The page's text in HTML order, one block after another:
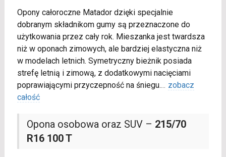
Opony całoroczne Matador dzięki specjalnie
dobranym składnikom gumy są przeznaczone do
użytkowania przez cały rok. Mieszanka jest twardsza
niż w oponach zimowych, ale bardziej elastyczna niż
w modelach letnich. Symetryczny bieżnik posiada
strefę letnią i zimową, z dodatkowymi nacięciami
poprawiającymi przyczepność na śniegu.... zobacz
całość
Opona osobowa oraz SUV – 215/70
R16 100 T